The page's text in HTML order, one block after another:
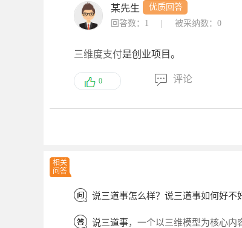
某先生
优质回答
回答数：1
被采纳数：0
三维度支付是创业项目。
0 评论
相关
问答
说三道事怎么样？说三道事如何好不
说三道事，一个以三维模型为核心内